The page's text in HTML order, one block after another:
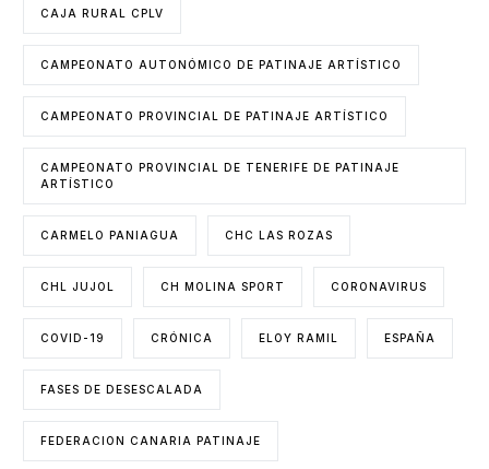
CAJA RURAL CPLV
CAMPEONATO AUTONÓMICO DE PATINAJE ARTÍSTICO
CAMPEONATO PROVINCIAL DE PATINAJE ARTÍSTICO
CAMPEONATO PROVINCIAL DE TENERIFE DE PATINAJE
ARTÍSTICO
CARMELO PANIAGUA CHC LAS ROZAS
CHL JUJOL CH MOLINA SPORT CORONAVIRUS
COVID-19 CRÓNICA ELOY RAMIL ESPAÑA
FASES DE DESESCALADA
FEDERACION CANARIA PATINAJE